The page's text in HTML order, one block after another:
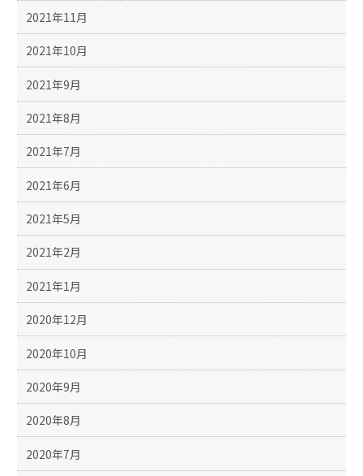
2021年11月
2021年10月
2021年9月
2021年8月
2021年7月
2021年6月
2021年5月
2021年2月
2021年1月
2020年12月
2020年10月
2020年9月
2020年8月
2020年7月